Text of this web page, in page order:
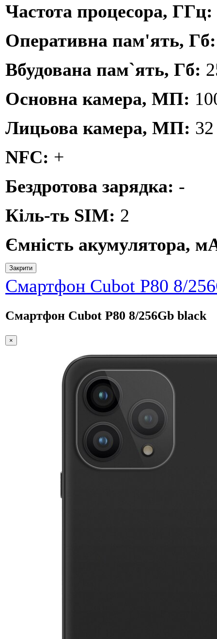
Частота процесора, ГГц:
Оперативна пам'ять,
Вбудована пам`ять, Гб:
Основна камера, МП:
Лицьова камера, МП: 32
NFC: +
Бездротова зарядка: -
Кіль-ть SIM: 2
Ємність акумулятора,
Закрити
Смартфон Cubot P80 8/
Смартфон Cubot P80 8/256Gb black
×